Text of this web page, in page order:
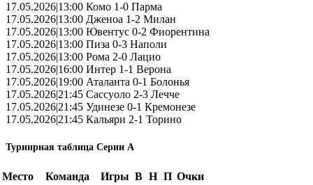
17.05.2026|13:00 Комо 1-0 Парма
17.05.2026|13:00 Дженоа 1-2 Милан
17.05.2026|13:00 Ювентус 0-2 Фиорентина
17.05.2026|13:00 Пиза 0-3 Наполи
17.05.2026|13:00 Рома 2-0 Лацио
17.05.2026|16:00 Интер 1-1 Верона
17.05.2026|19:00 Аталанта 0-1 Болонья
17.05.2026|21:45 Сассуоло 2-3 Лечче
17.05.2026|21:45 Удинезе 0-1 Кремонезе
17.05.2026|21:45 Кальяри 2-1 Торино
Турнирная таблица Серии А
Место Команда Игры В Н П Очки